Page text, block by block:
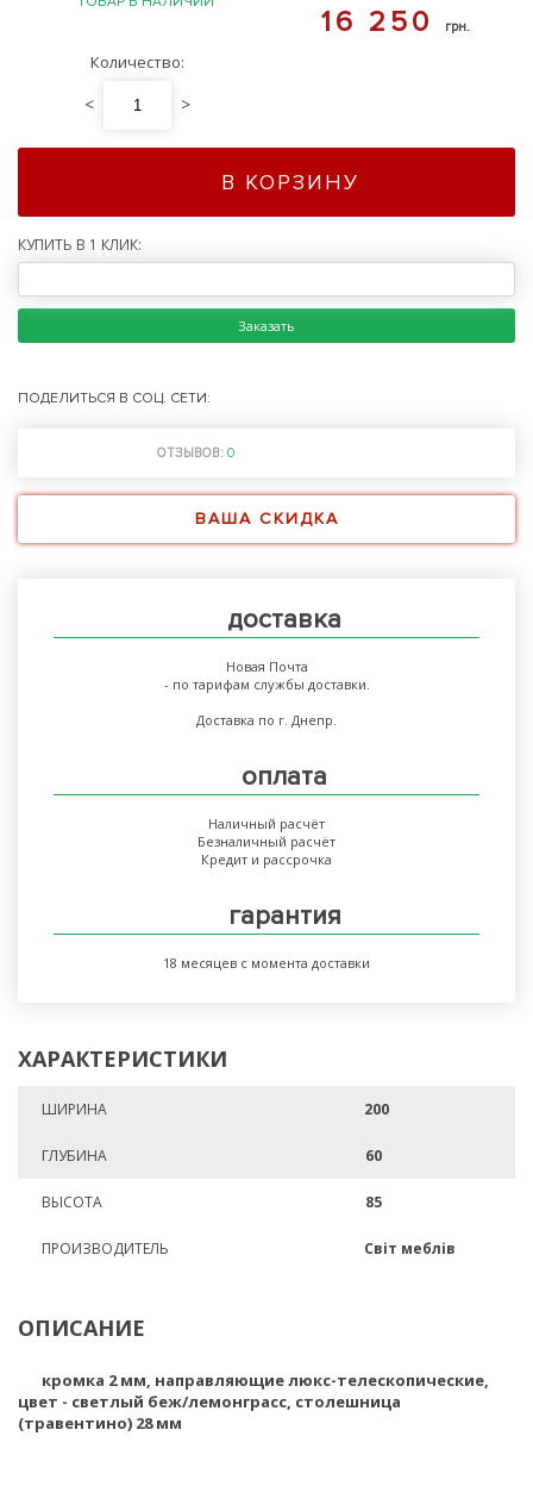
16 250 грн.
Количество:
< >
В КОРЗИНУ
КУПИТЬ В 1 КЛИК:
Заказать
ПОДЕЛИТЬСЯ В СОЦ. СЕТИ:
ОТЗЫВОВ: 0
ВАША СКИДКА
доставка
Новая Почта
- по тарифам службы доставки.
Доставка по г. Днепр.
оплата
Наличный расчёт
Безналичный расчёт
Кредит и рассрочка
гарантия
18 месяцев с момента доставки
ХАРАКТЕРИСТИКИ
ШИРИНА 200
ГЛУБИНА 60
ВЫСОТА 85
ПРОИЗВОДИТЕЛЬ Світ меблів
ОПИСАНИЕ
кромка 2 мм, направляющие люкс-телескопические,
цвет - светлый беж/лемонграсс, столешница
(травентино) 28 мм